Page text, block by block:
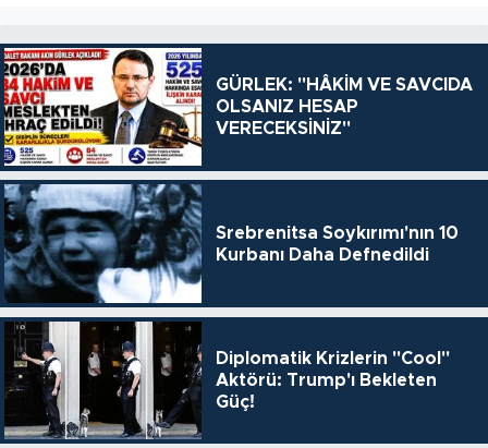
GÜRLEK: "HÂKİM VE SAVCIDA
OLSANIZ HESAP
VERECEKSİNİZ"
Srebrenitsa Soykırımı'nın 10
Kurbanı Daha Defnedildi
Diplomatik Krizlerin "Cool"
Aktörü: Trump'ı Bekleten
Güç!